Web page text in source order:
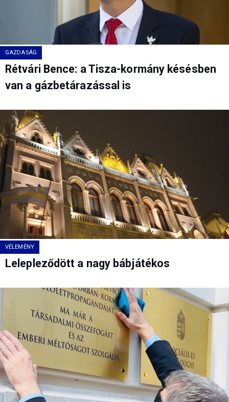
GAZDASÁG
Rétvári Bence: a Tisza-kormány késésben
van a gázbetárazással is
VÉLEMÉNY
Lelepleződött a nagy bábjátékos